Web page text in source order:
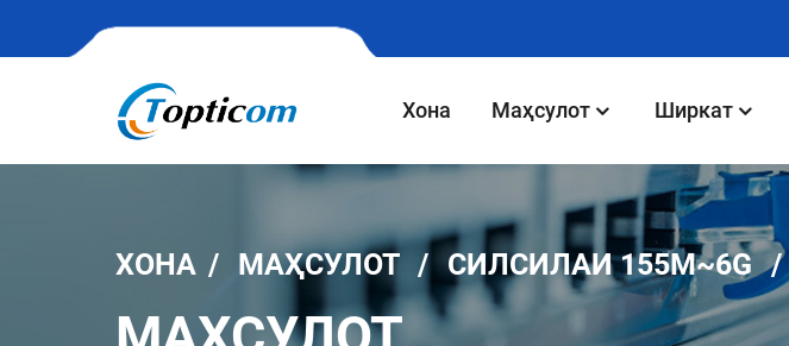
Хона Маҳсулот Ширкат
ХОНА МАҲСУЛОТ СИЛСИЛАИ 155M~6G